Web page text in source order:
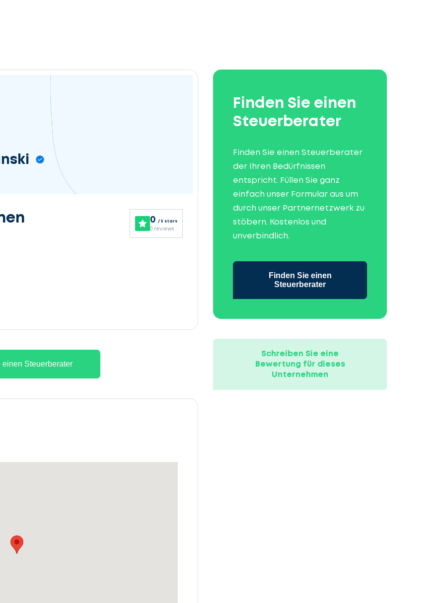
0 / 5 stars
0 reviews
einen Steuerberater
Finden Sie einen
Steuerberater
Finden Sie einen Steuerberater
der Ihren Bedürfnissen
entspricht. Füllen Sie ganz
einfach unser Formular aus um
durch unser Partnernetzwerk zu
stöbern. Kostenlos und
unverbindlich.
Finden Sie einen
Steuerberater
Schreiben Sie eine
Bewertung für dieses
Unternehmen